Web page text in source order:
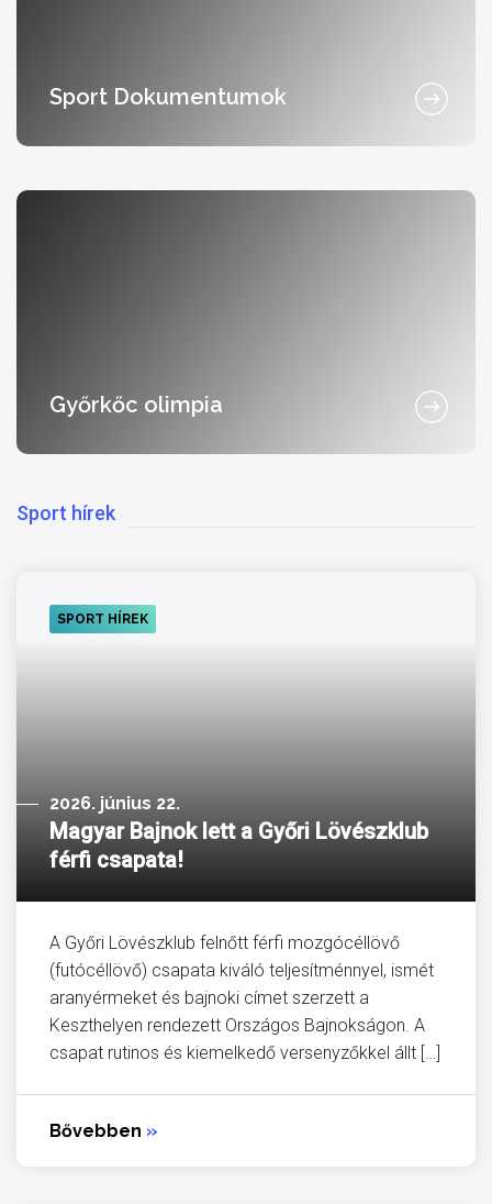
Sport Dokumentumok
Győrkőc olimpia
Sport hírek
SPORT HÍREK
2026. június 22.
Magyar Bajnok lett a Győri Lövészklub
férfi csapata!
A Győri Lövészklub felnőtt férfi mozgócéllövő
(futócéllövő) csapata kiváló teljesítménnyel, ismét
aranyérmeket és bajnoki címet szerzett a
Keszthelyen rendezett Országos Bajnokságon. A
csapat rutinos és kiemelkedő versenyzőkkel állt […]
Bővebben »